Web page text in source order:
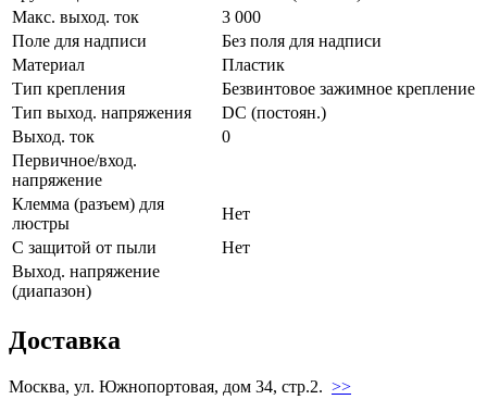
Макс. выход. ток
3 000
Поле для надписи
Без поля для надписи
Материал
Пластик
Тип крепления
Безвинтовое зажимное крепление
Тип выход. напряжения
DC (постоян.)
Выход. ток
0
Первичное/вход.
напряжение
Клемма (разъем) для
люстры
Нет
С защитой от пыли
Нет
Выход. напряжение
(диапазон)
Доставка
Москва, ул. Южнопортовая, дом 34, стр.2. >>